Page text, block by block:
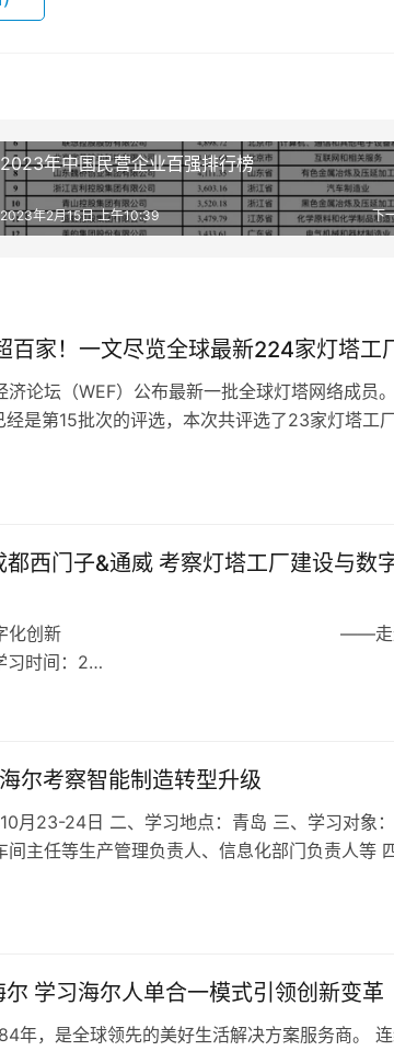
2023年中国民营企业百强排行榜
下
2023年2月15日 上午10:39
百家！一文尽览全球最新224家灯塔工
论坛（WEF）公布最新一批全球灯塔网络成员
是第15批次的评选，本次共评选了23家灯塔工
考察灯塔工厂建设与数字化
通威学数字化创新 ——走
习时间：2…
尔考察智能制造转型升级
月23-24日 二、学习地点：青岛 三、学习对象
间主任等生产管理负责人、信息化部门负责人等
学习海尔人单合一模式引领创新变革
年，是全球领先的美好生活解决方案服务商。